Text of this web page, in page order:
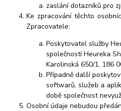
zaslání dotazníků pro
Ke zpracování těchto
Zpracovatele:
Poskytovatel služby
společností Heureka
Karolinská 650/1, 186
Případně další
softwarů, služeb a
době společnost
Osobní údaje nebudou